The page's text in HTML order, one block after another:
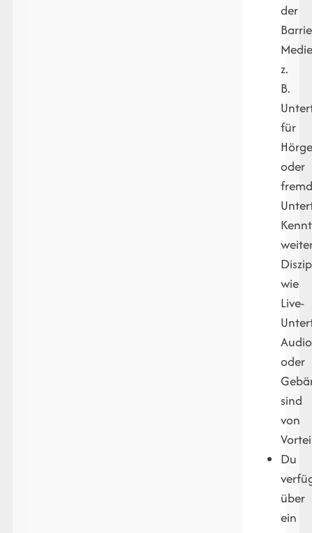
der
z.
B.
für
oder
wie
Live-
oder
sind
von
Du
über
ein